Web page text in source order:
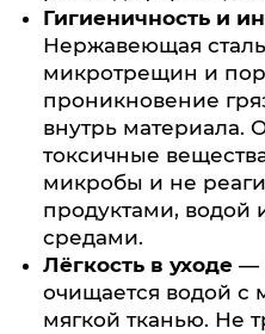
Гигиеничность и
Нержавеющая
микротрещин и
проникновение
внутрь материала.
токсичные
микробы и не
продуктами, водой
средами.
Лёгкость в уходе —
очищается водой
мягкой тканью. Не